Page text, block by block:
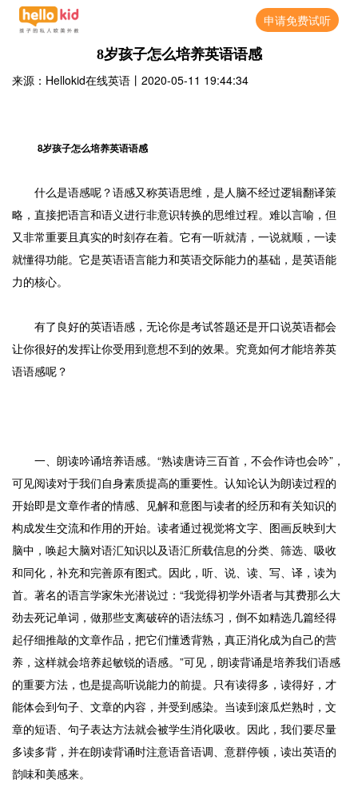
申请免费试听
8岁孩子怎么培养英语语感
来源：Hellokid在线英语 丨 2020-05-11 19:44:34
8岁孩子怎么培养英语语感
什么是语感呢？语感又称英语思维，是人脑不经过逻辑翻译策
略，直接把语言和语义进行非意识转换的思维过程。难以言喻，但
又非常重要且真实的时刻存在着。它有一听就清，一说就顺，一读
就懂得功能。它是英语语言能力和英语交际能力的基础，是英语能
力的核心。
有了良好的英语语感，无论你是考试答题还是开口说英语都会
让你很好的发挥让你受用到意想不到的效果。究竟如何才能培养英
语语感呢？
一、朗读吟诵培养语感。“熟读唐诗三百首，不会作诗也会吟”，
可见阅读对于我们自身素质提高的重要性。认知论认为朗读过程的
开始即是文章作者的情感、见解和意图与读者的经历和有关知识的
构成发生交流和作用的开始。读者通过视觉将文字、图画反映到大
脑中，唤起大脑对语汇知识以及语汇所载信息的分类、筛选、吸收
和同化，补充和完善原有图式。因此，听、说、读、写、译，读为
首。著名的语言学家朱光潜说过：“我觉得初学外语者与其费那么大
劲去死记单词，做那些支离破碎的语法练习，倒不如精选几篇经得
起仔细推敲的文章作品，把它们懂透背熟，真正消化成为自己的营
养，这样就会培养起敏锐的语感。”可见，朗读背诵是培养我们语感
的重要方法，也是提高听说能力的前提。只有读得多，读得好，才
能体会到句子、文章的内容，并受到感染。当读到滚瓜烂熟时，文
章的短语、句子表达方法就会被学生消化吸收。因此，我们要尽量
多读多背，并在朗读背诵时注意语音语调、意群停顿，读出英语的
韵味和美感来。